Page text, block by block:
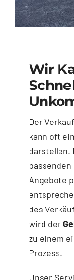
Wir
Der
kann oft
darstellen.
passenden
Angebote
des
wird der
zu einem
Prozess.
Unser